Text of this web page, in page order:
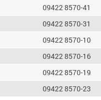
09422 8570-41
09422 8570-31
09422 8570-10
09422 8570-16
09422 8570-19
09422 8570-23